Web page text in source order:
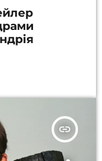
insert_link